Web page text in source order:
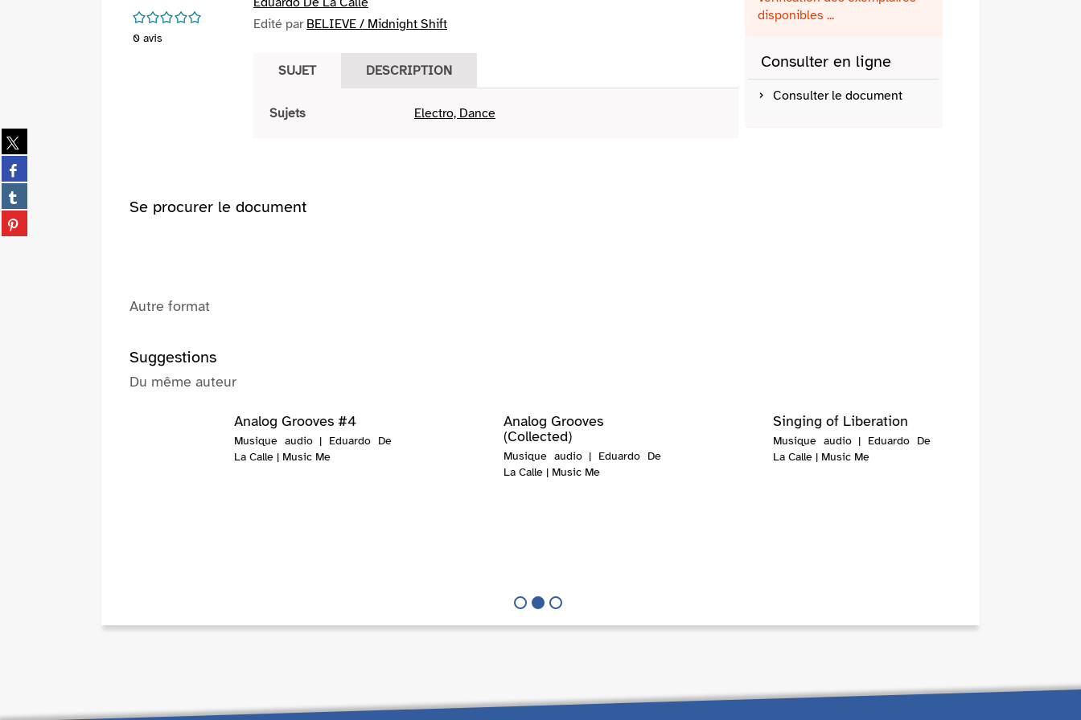
Partager
sur
twitter
(Nouvelle
fenêtre)
Partager
sur
facebook
(Nouvelle
fenêtre)
Partager
sur
tumblr
Partager
sur
/5
0 avis
Edité par BELIEVE / Midnight Shift
SUJET DESCRIPTION
Sujets Electro, Dance
disponibles ...
Consulter en ligne
Consulter le document
Se procurer le document
Autre format
Suggestions
Du même auteur
Analog Grooves
(Collected)
Musique audio | Eduardo De
La Calle | Music Me
Singing of Liberation
Musique audio | Eduardo De
La Calle | Music Me
Analog Grooves #4
Musique audio | Eduardo De
La Calle | Music Me